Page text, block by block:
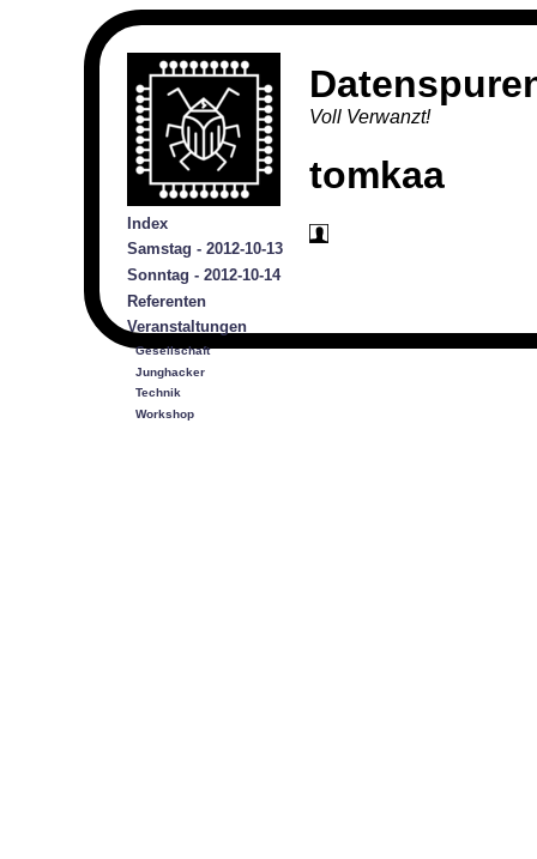
Index
Samstag - 2012-10-13
Sonntag - 2012-10-14
Referenten
Veranstaltungen
Gesellschaft
Junghacker
Technik
Workshop
Voll Verwanzt!
tomkaa